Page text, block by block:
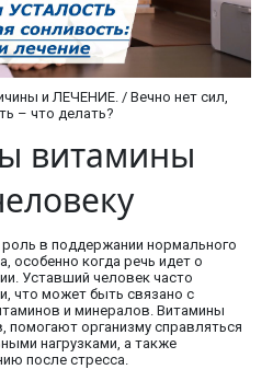
и ЛЕЧЕНИЕ. / Вечно нет сил,
– что делать?
витамины
в поддержании нормального
особенно когда речь идет о
Уставший человек часто
что может быть связано с
и минералов. Витамины
помогают организму справляться
нагрузками, а также
после стресса.